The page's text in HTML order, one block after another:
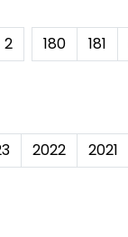
2 180 181
2022 2021